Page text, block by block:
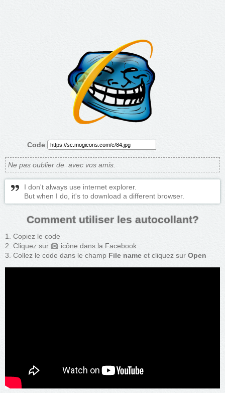
Code
Ne pas oublier de avec vos amis.
I don't always use internet explorer.
But when I do, it's to download a different browser.
Comment utiliser les autocollant?
Copiez le code
Cliquez sur
icône dans la Facebook
Collez le code dans le champ File name et cliquez sur Open